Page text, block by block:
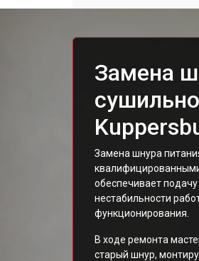
Замена
Замена шнура
обеспечивает
нестабильности
функционирования.
В ходе ремонта
старый шнур,